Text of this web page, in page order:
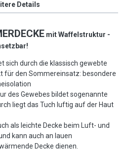
Details
mit Waffelstruktur -
sich durch die klassisch gewebte
für den Sommereinsatz: besondere
des Gewebes bildet sogenannte
liegt das Tuch luftig auf der Haut
als leichte Decke beim Luft- und
kann auch an lauen
Decke dienen.